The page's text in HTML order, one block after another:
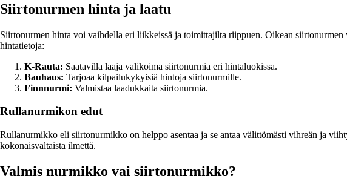
Siirtonurmen hinta ja laatu
Siirtonurmen hinta voi vaihdella eri liikkeissä ja toimittajilta riippuen. Oikean
hintatietoja:
K-Rauta: Saatavilla laaja valikoima siirtonurmia eri hintaluokissa.
Bauhaus: Tarjoaa kilpailukykyisiä hintoja siirtonurmille.
Finnnurmi: Valmistaa laadukkaita siirtonurmia.
Rullanurmikon edut
Rullanurmikko eli siirtonurmikko on helppo asentaa ja se antaa välittömästi vihreän ja
kokonaisvaltaista ilmettä.
Valmis nurmikko vai siirtonurmikko?